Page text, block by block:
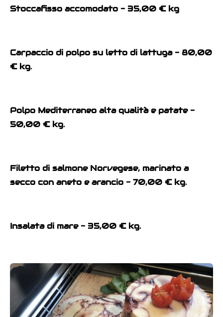
Stoccafisso accomodato - 35,00 € kg
Carpaccio di polpo su letto di lattuga - 80,00
€ kg.
Polpo Mediterraneo alta qualità e patate -
50,00 € kg.
Filetto di salmone Norvegese, marinato a
secco con aneto e arancio - 70,00 € kg.
Insalata di mare - 35,00 € kg.